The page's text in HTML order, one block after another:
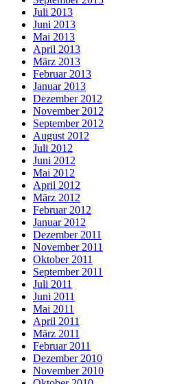
Juli 2013
Juni 2013
Mai 2013
April 2013
März 2013
Februar 2013
Januar 2013
Dezember 2012
November 2012
September 2012
August 2012
Juli 2012
Juni 2012
Mai 2012
April 2012
März 2012
Februar 2012
Januar 2012
Dezember 2011
November 2011
Oktober 2011
September 2011
Juli 2011
Juni 2011
Mai 2011
April 2011
März 2011
Februar 2011
Dezember 2010
November 2010